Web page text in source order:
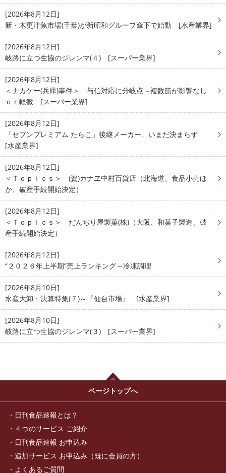
[2026年8月12日]
新・木更津魚市場(千葉)が新昭和グループ傘下で始動 [水産業界]
[2026年8月12日]
岐路に立つ生協のジレンマ(４) [スーパー業界]
[2026年8月12日]
＜ナカケー(兵庫)事件＞ 与信対応に分岐点～複数筋が影響なし
ｏｒ軽微 [スーパー業界]
[2026年8月12日]
「セブンプレミアム たらこ」後継メーカー、いまだ決まらず
[水産業界]
[2026年8月12日]
＜Ｔｏｐｉｃｓ＞ (資)カナヱ中村百貨店（北海道、食品小売ほ
か、破産手続開始決定）
[2026年8月12日]
＜Ｔｏｐｉｃｓ＞ だんぢり屋製菓(株)（大阪、和菓子製造、破
産手続開始決定）
[2026年8月12日]
“２０２６年上半期”売上ランキング～冷凍調理
[2026年8月10日]
水産大卸・決算特集(７)～『仙台市場』 [水産業界]
[2026年8月10日]
岐路に立つ生協のジレンマ(３) [スーパー業界]
ページトップへ
日刊食品速報とは？
４つのサービス ご紹介
日刊食品速報 お申込み
追加サービス お申込み（既に会員の方）
よくあるご質問